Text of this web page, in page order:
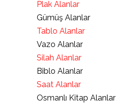
Plak Alanlar
Gümüş Alanlar
Tablo Alanlar
Vazo Alanlar
Silah Alanlar
Biblo Alanlar
Saat Alanlar
Osmanlı Kitap Alanlar